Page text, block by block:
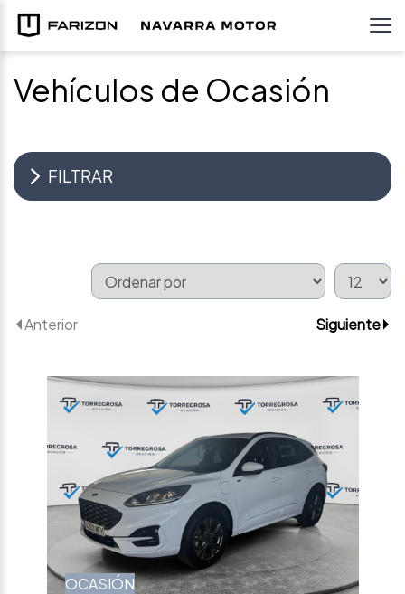
Vehículos de Ocasión
FILTRAR
Anterior Siguiente
OCASIÓN